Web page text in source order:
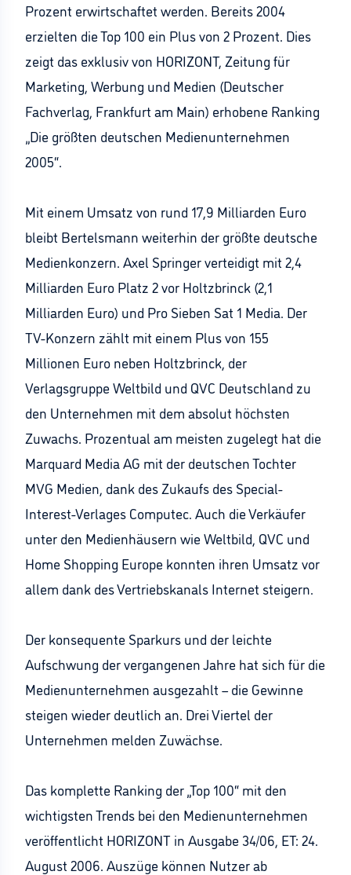
Prozent erwirtschaftet werden. Bereits 2004
erzielten die Top 100 ein Plus von 2 Prozent. Dies
zeigt das exklusiv von HORIZONT, Zeitung für
Marketing, Werbung und Medien (Deutscher
Fachverlag, Frankfurt am Main) erhobene Ranking
„Die größten deutschen Medienunternehmen
2005“.
Mit einem Umsatz von rund 17,9 Milliarden Euro
bleibt Bertelsmann weiterhin der größte deutsche
Medienkonzern. Axel Springer verteidigt mit 2,4
Milliarden Euro Platz 2 vor Holtzbrinck (2,1
Milliarden Euro) und Pro Sieben Sat 1 Media. Der
TV-Konzern zählt mit einem Plus von 155
Millionen Euro neben Holtzbrinck, der
Verlagsgruppe Weltbild und QVC Deutschland zu
den Unternehmen mit dem absolut höchsten
Zuwachs. Prozentual am meisten zugelegt hat die
Marquard Media AG mit der deutschen Tochter
MVG Medien, dank des Zukaufs des Special-
Interest-Verlages Computec. Auch die Verkäufer
unter den Medienhäusern wie Weltbild, QVC und
Home Shopping Europe konnten ihren Umsatz vor
allem dank des Vertriebskanals Internet steigern.
Der konsequente Sparkurs und der leichte
Aufschwung der vergangenen Jahre hat sich für die
Medienunternehmen ausgezahlt – die Gewinne
steigen wieder deutlich an. Drei Viertel der
Unternehmen melden Zuwächse.
Das komplette Ranking der „Top 100“ mit den
wichtigsten Trends bei den Medienunternehmen
veröffentlicht HORIZONT in Ausgabe 34/06, ET: 24.
August 2006. Auszüge können Nutzer ab